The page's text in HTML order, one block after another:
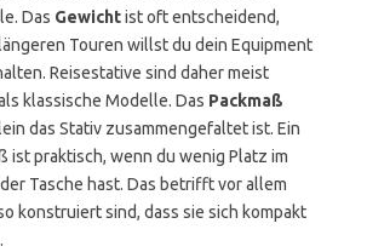
Das Gewichtist oft entscheidend,
Touren willst du dein Equipment
Reisestative sind daher meist
klassische Modelle. Das Packmaß
das Stativ zusammengefaltet ist. Ein
ist praktisch, wenn du wenig Platz im
Tasche hast. Das betrifft vor allem
konstruiert sind, dass sie sich kompakt